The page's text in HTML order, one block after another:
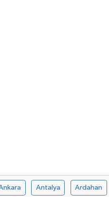
Antalya Ardahan